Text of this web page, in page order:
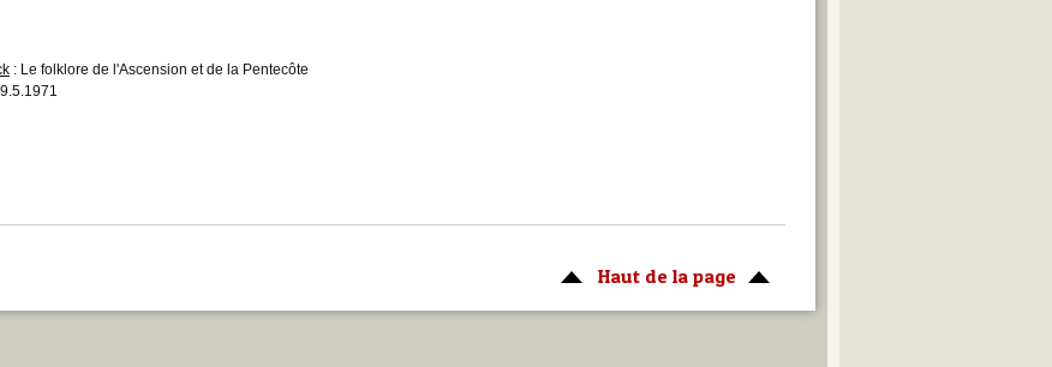
: Le folklore de l'Ascension et de la Pentecôte
Haut de la page